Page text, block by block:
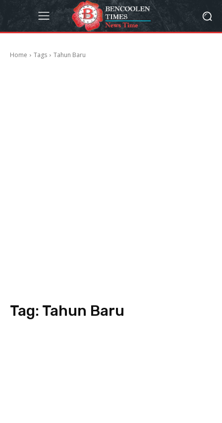
Home Tags Tahun Baru
Tag: Tahun Baru